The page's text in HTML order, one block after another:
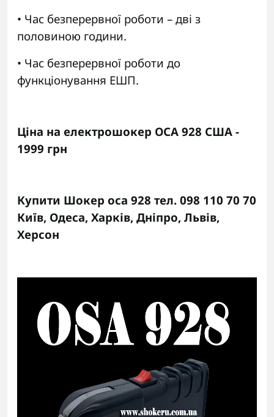
• Час безперервної роботи – дві з
половиною години.
• Час безперервної роботи до
функціонування ЕШП.
Ціна на електрошокер ОСА 928 США -
1999 грн
Купити Шокер оса 928 тел. 098 110 70 70
Київ, Одеса, Харків, Дніпро, Львів,
Херсон